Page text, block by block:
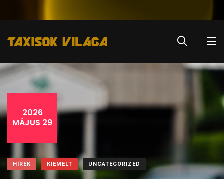
2026
MÁJUS 29
HÍREK KIEMELT UNCATEGORIZED